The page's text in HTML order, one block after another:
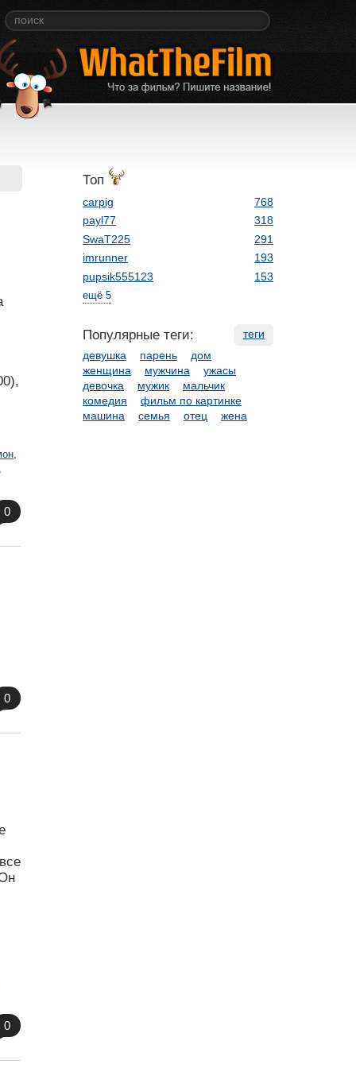
,
,
0
0
0
Топ
carpig
768
payl77
318
SwaT225
291
imrunner
193
pupsik555123
153
ещё 5
теги
Популярные теги:
девушка парень
дом
женщина
мужчина
ужасы
девочка
мужик
мальчик
комедия
фильм по картинке
машина
семья отец жена